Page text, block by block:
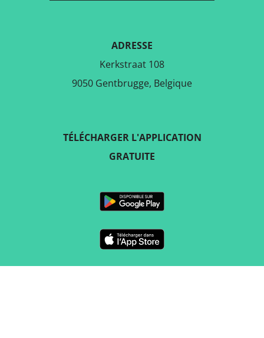
ADRESSE
Kerkstraat 108
9050 Gentbrugge, Belgique
TÉLÉCHARGER L'APPLICATION
GRATUITE